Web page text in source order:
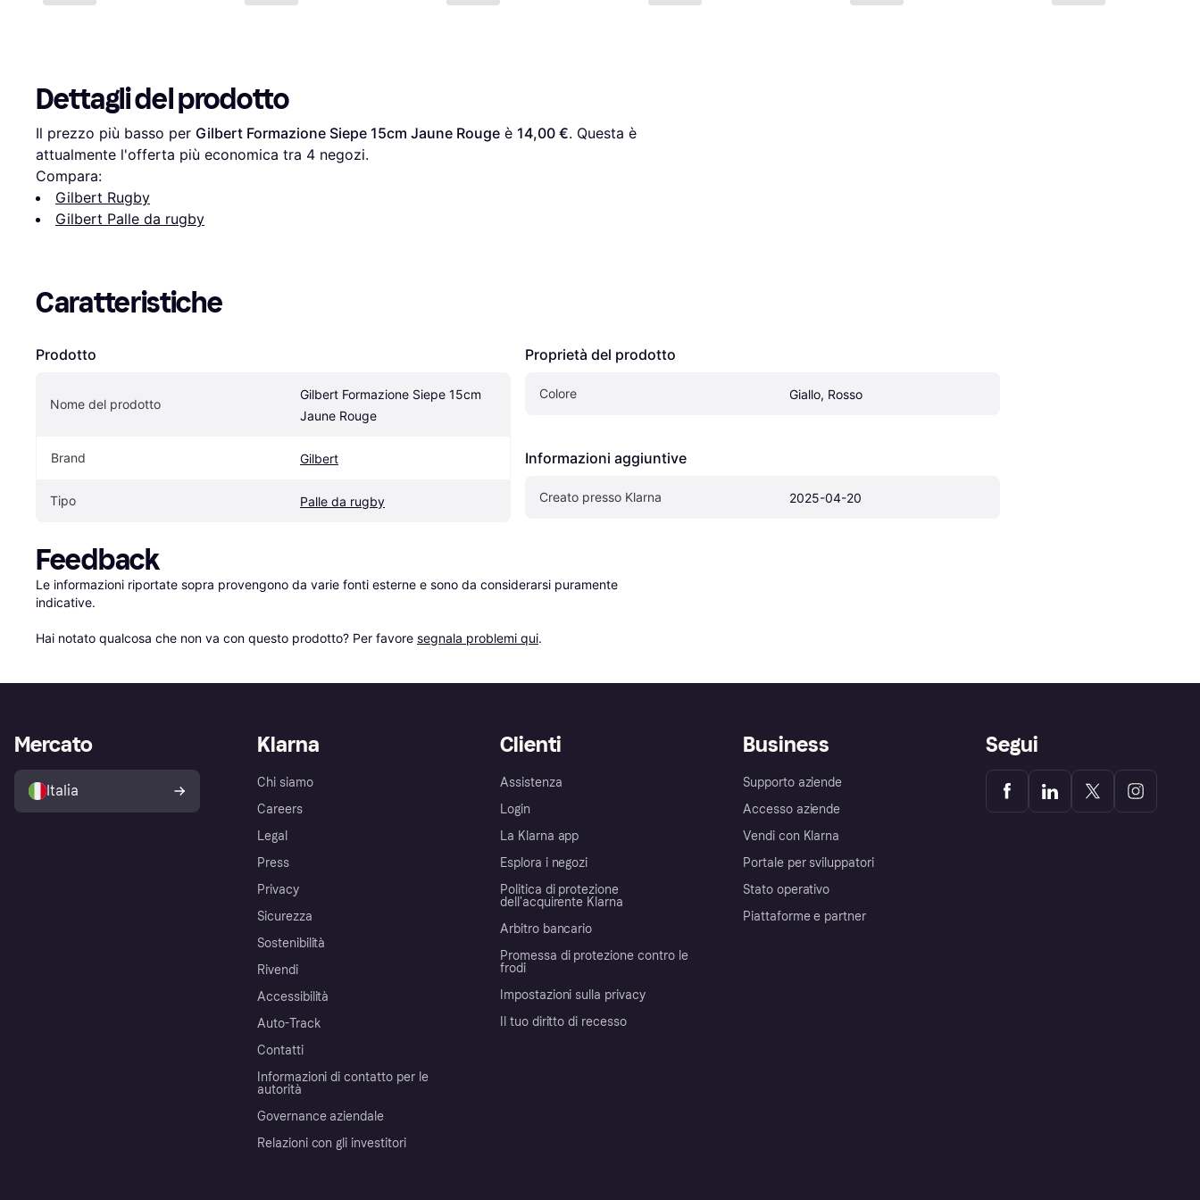
Dettagli del prodotto
Il prezzo più basso per Gilbert Formazione Siepe 15cm Jaune Rouge è 14,00 €. Questa è
attualmente l'offerta più economica tra 4 negozi.
Compara:
Gilbert Rugby
Gilbert Palle da rugby
Caratteristiche
Prodotto
Nome del prodotto
Gilbert Formazione Siepe 15cm
Jaune Rouge
Brand Gilbert
Tipo Palle da rugby
Proprietà del prodotto
Colore Giallo, Rosso
Informazioni aggiuntive
Creato presso Klarna 2025-04-20
Feedback
Le informazioni riportate sopra provengono da varie fonti esterne e sono da considerarsi puramente
indicative.
Hai notato qualcosa che non va con questo prodotto? Per favore segnala problemi qui.
Klarna
Chi siamo
Careers
Legal
Press
Privacy
Sicurezza
Sostenibilità
Rivendi
Accessibilità
Auto-Track
Contatti
Informazioni di contatto per le
autorità
Governance aziendale
Relazioni con gli investitori
Clienti
Assistenza
Login
La Klarna app
Esplora i negozi
Politica di protezione
dell'acquirente Klarna
Arbitro bancario
Promessa di protezione contro le
frodi
Impostazioni sulla privacy
Il tuo diritto di recesso
Business
Supporto aziende
Accesso aziende
Vendi con Klarna
Portale per sviluppatori
Stato operativo
Piattaforme e partner
Mercato
Italia
Segui